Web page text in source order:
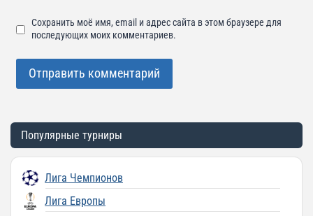
Сохранить моё имя, email и адрес сайта в этом браузере для
последующих моих комментариев.
Популярные турниры
Лига Чемпионов
Лига Европы